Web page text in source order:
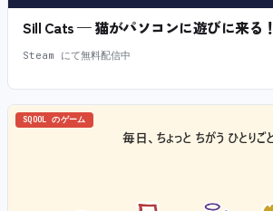
Sill Cats — 猫がパソコンに遊びに来る！
Steam にて無料配信中
SQOOL のゲーム